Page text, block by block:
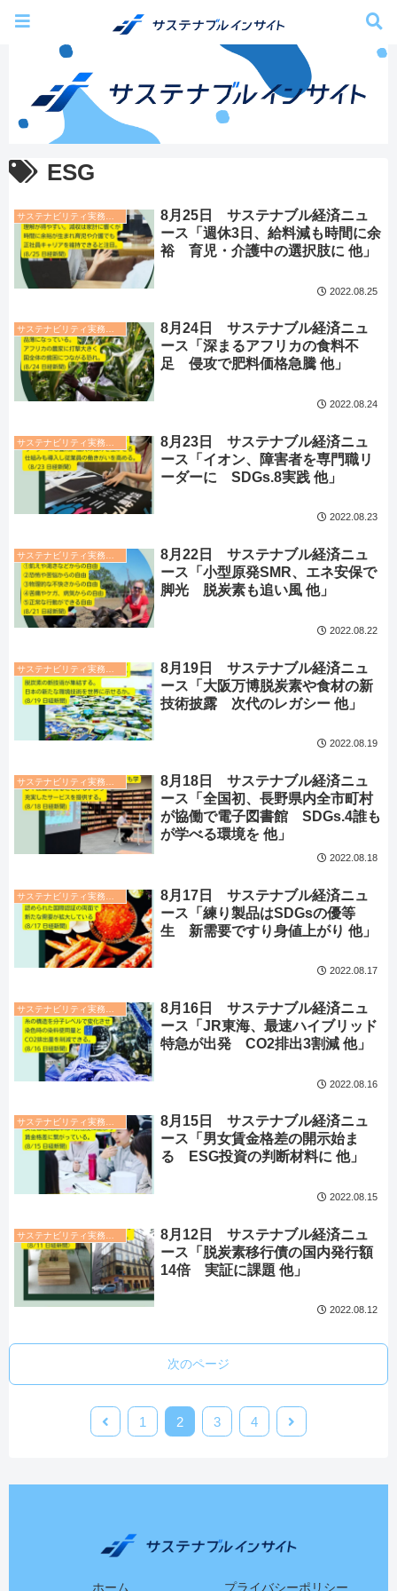
ESG
8月25日 サステナブル経済ニュ
ース「週休3日、給料減も時間に余
裕 育児・介護中の選択肢に 他」
2022.08.25
サステナビリティ実務トレンド
8月24日 サステナブル経済ニュ
ース「深まるアフリカの食料不
足 侵攻で肥料価格急騰 他」
2022.08.24
8月23日 サステナブル経済ニュ
ース「イオン、障害者を専門職リ
ーダーに SDGs.8実践 他」
2022.08.23
8月22日 サステナブル経済ニュ
ース「小型原発SMR、エネ安保で
脚光 脱炭素も追い風 他」
2022.08.22
8月19日 サステナブル経済ニュ
ース「大阪万博脱炭素や食材の新
技術披露 次代のレガシー 他」
2022.08.19
8月18日 サステナブル経済ニュ
ース「全国初、長野県内全市町村
が協働で電子図書館 SDGs.4誰も
が学べる環境を 他」
2022.08.18
8月17日 サステナブル経済ニュ
ース「練り製品はSDGsの優等
生 新需要ですり身値上がり 他」
2022.08.17
8月16日 サステナブル経済ニュ
ース「JR東海、最速ハイブリッド
特急が出発 CO2排出3割減 他」
2022.08.16
サステナビリティ実務トレンド
8月15日 サステナブル経済ニュ
ース「男女賃金格差の開示始ま
る ESG投資の判断材料に 他」
2022.08.15
8月12日 サステナブル経済ニュ
ース「脱炭素移行債の国内発行額
14倍 実証に課題 他」
2022.08.12
次のページ
1 2 3 4
ホーム プライバシーポリシー